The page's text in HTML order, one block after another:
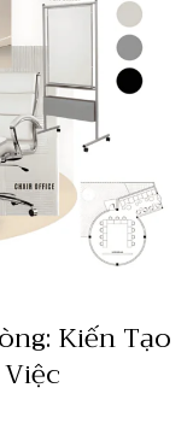
Kiến Tạo